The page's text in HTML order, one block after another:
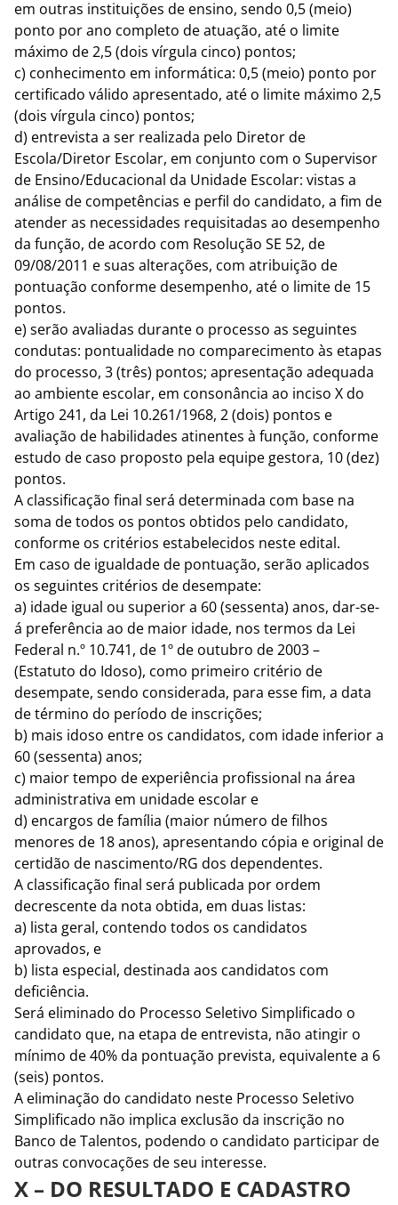
em outras instituições de ensino, sendo 0,5 (meio)
ponto por ano completo de atuação, até o limite
máximo de 2,5 (dois vírgula cinco) pontos;
c) conhecimento em informática: 0,5 (meio) ponto por
certificado válido apresentado, até o limite máximo 2,5
(dois vírgula cinco) pontos;
d) entrevista a ser realizada pelo Diretor de
Escola/Diretor Escolar, em conjunto com o Supervisor
de Ensino/Educacional da Unidade Escolar: vistas a
análise de competências e perfil do candidato, a fim de
atender as necessidades requisitadas ao desempenho
da função, de acordo com Resolução SE 52, de
09/08/2011 e suas alterações, com atribuição de
pontuação conforme desempenho, até o limite de 15
pontos.
e) serão avaliadas durante o processo as seguintes
condutas: pontualidade no comparecimento às etapas
do processo, 3 (três) pontos; apresentação adequada
ao ambiente escolar, em consonância ao inciso X do
Artigo 241, da Lei 10.261/1968, 2 (dois) pontos e
avaliação de habilidades atinentes à função, conforme
estudo de caso proposto pela equipe gestora, 10 (dez)
pontos.
A classificação final será determinada com base na
soma de todos os pontos obtidos pelo candidato,
conforme os critérios estabelecidos neste edital.
Em caso de igualdade de pontuação, serão aplicados
os seguintes critérios de desempate:
a) idade igual ou superior a 60 (sessenta) anos, dar-se-
á preferência ao de maior idade, nos termos da Lei
Federal n.º 10.741, de 1º de outubro de 2003 –
(Estatuto do Idoso), como primeiro critério de
desempate, sendo considerada, para esse fim, a data
de término do período de inscrições;
b) mais idoso entre os candidatos, com idade inferior a
60 (sessenta) anos;
c) maior tempo de experiência profissional na área
administrativa em unidade escolar e
d) encargos de família (maior número de filhos
menores de 18 anos), apresentando cópia e original de
certidão de nascimento/RG dos dependentes.
A classificação final será publicada por ordem
decrescente da nota obtida, em duas listas:
a) lista geral, contendo todos os candidatos
aprovados, e
b) lista especial, destinada aos candidatos com
deficiência.
Será eliminado do Processo Seletivo Simplificado o
candidato que, na etapa de entrevista, não atingir o
mínimo de 40% da pontuação prevista, equivalente a 6
(seis) pontos.
A eliminação do candidato neste Processo Seletivo
Simplificado não implica exclusão da inscrição no
Banco de Talentos, podendo o candidato participar de
outras convocações de seu interesse.
X – DO RESULTADO E CADASTRO